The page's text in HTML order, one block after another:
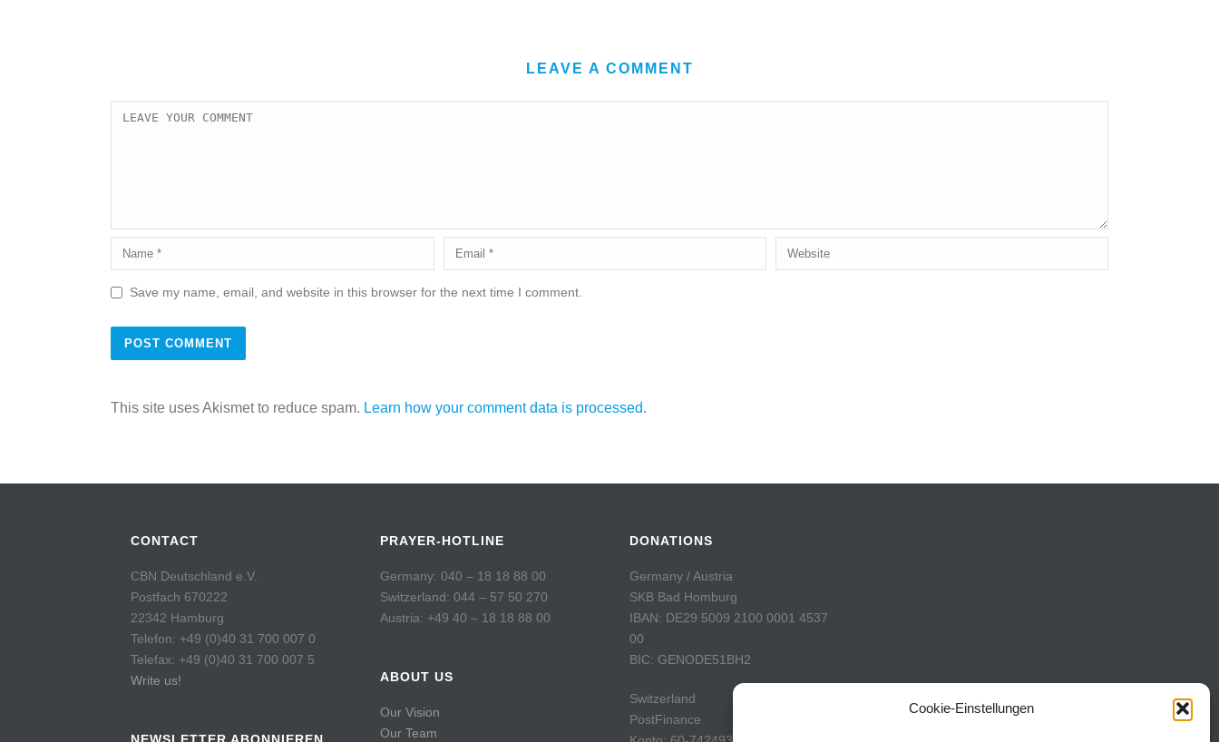
Cookie-Einstellungen
LEAVE A COMMENT
Save my name, email, and website in this browser for the next time I comment.
This site uses Akismet to reduce spam. Learn how your comment data is processed.
CONTACT
CBN Deutschland e.V.
Postfach 670222
22342 Hamburg
Telefon: +49 (0)40 31 700 007 0
Telefax: +49 (0)40 31 700 007 5
Write us!
NEWSLETTER ABONNIEREN
PRAYER-HOTLINE
Germany: 040 – 18 18 88 00
Switzerland: 044 – 57 50 270
Austria: +49 40 – 18 18 88 00
ABOUT US
Our Vision
Our Team
DONATIONS
Germany / Austria
SKB Bad Homburg
IBAN: DE29 5009 2100 0001 4537
00
BIC: GENODE51BH2
Switzerland
PostFinance